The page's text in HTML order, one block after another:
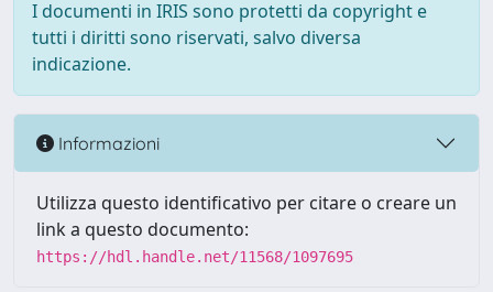
I documenti in IRIS sono protetti da copyright e
tutti i diritti sono riservati, salvo diversa
indicazione.
Informazioni
Utilizza questo identificativo per citare o creare un
link a questo documento:
https://hdl.handle.net/11568/1097695